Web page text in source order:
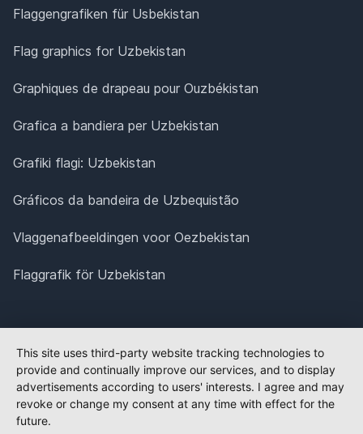
Flaggengrafiken für Usbekistan
Flag graphics for Uzbekistan
Graphiques de drapeau pour Ouzbékistan
Grafica a bandiera per Uzbekistan
Grafiki flagi: Uzbekistan
Gráficos da bandeira de Uzbequistão
Vlaggenafbeeldingen voor Oezbekistan
Flaggrafik för Uzbekistan
This site uses third-party website tracking technologies to
provide and continually improve our services, and to display
advertisements according to users' interests. I agree and may
revoke or change my consent at any time with effect for the
future.